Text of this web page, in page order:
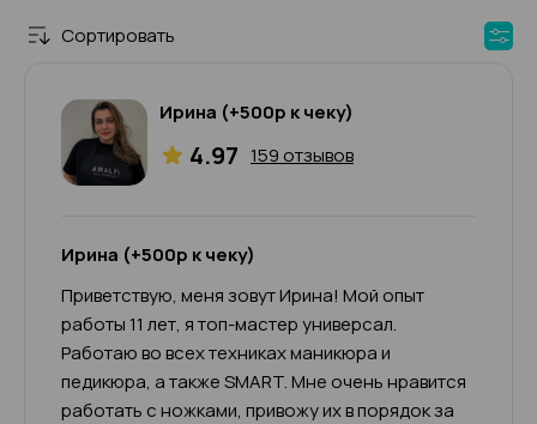
Сортировать
Ирина (+500р к чеку)
4.97 159 отзывов
Ирина (+500р к чеку)
Приветствую, меня зовут Ирина! Мой опыт
работы 11 лет, я топ-мастер универсал.
Работаю во всех техниках маникюра и
педикюра, а также SMART. Мне очень нравится
работать с ножками, привожу их в порядок за